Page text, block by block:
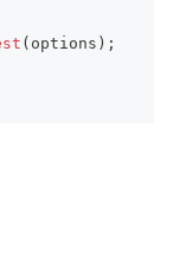
( options ) ;